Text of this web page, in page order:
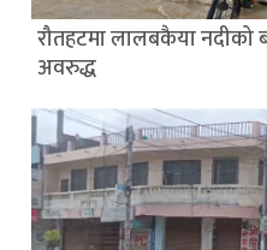
रौतहटमा लालबकैया
अवरुद्ध